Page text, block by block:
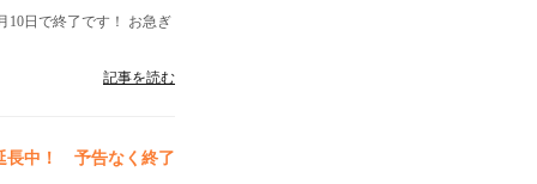
日で終了です！ お急ぎ
記事を読む
長中！ 予告なく終了